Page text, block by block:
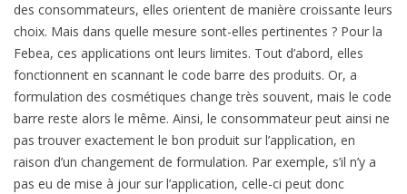
des consommateurs, elles orientent de manière croissante leurs
choix. Mais dans quelle mesure sont-elles pertinentes ? Pour la
Febea, ces applications ont leurs limites. Tout d’abord, elles
fonctionnent en scannant le code barre des produits. Or, a
formulation des cosmétiques change très souvent, mais le code
barre reste alors le même. Ainsi, le consommateur peut ainsi ne
pas trouver exactement le bon produit sur l’application, en
raison d’un changement de formulation. Par exemple, s’il n’y a
pas eu de mise à jour sur l’application, celle-ci peut donc